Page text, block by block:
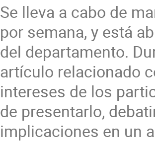
Se lleva a cabo de
por semana, y está
del departamento.
artículo relacionado
intereses de los
de presentarlo,
implicaciones en un